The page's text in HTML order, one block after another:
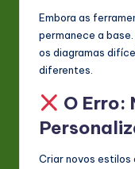
Embora as
permanece a
os diagramas
diferentes.
O Erro:
Criar novos estilos